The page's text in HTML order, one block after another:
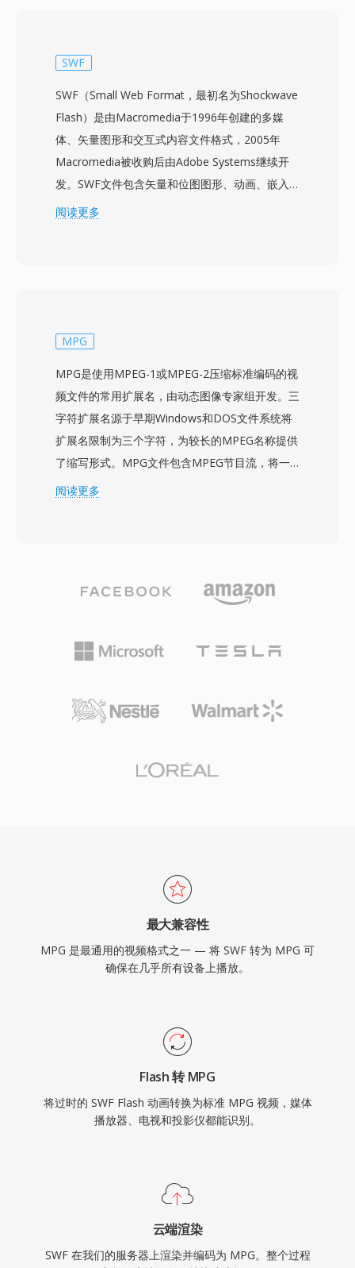
SWF
SWF（Small Web Format，最初名为Shockwave
Flash）是由Macromedia于1996年创建的多媒
体、矢量图形和交互式内容文件格式，2005年
Macromedia被收购后由Adobe Systems继续开
发。SWF文件包含矢量和位图图形、动画、嵌入
式音视频以及用于交互的ActionScript代码的组
大小实现了流畅的动画和可缩放图形，使富媒体内
支持渐进式渲染，允许内容在整个文件下载完成前
就开始播放。Adobe Flash Player在其巅峰期安装
在超过98%的联网桌面电脑上，为SWF在交互式
网络内容方面提供了无与伦比的覆盖范围。该格式
不断演进，支持视频播放、摄像头和麦克风访问、
3D加速以及用于实时应用的套接字连接。Adobe
阅读更多
MPG
MPG是使用MPEG-1或MPEG-2压缩标准编码的视
频文件的常用扩展名，由动态图像专家组开发。三
字符扩展名源于早期Windows和DOS文件系统将
扩展名限制为三个字符，为较长的MPEG名称提供
了缩写形式。MPG文件包含MPEG节目流，将一
个视频和一个或多个音频基本流复合为带有同步时
的MPG文件通常包含352x240（NTSC）或
MPEG-2编码的MPG文件支持更高分辨率，最高
可达全高清。节目流结构假定存储介质相对可靠，
播放时效率较高，无需错误恢复数据包的开销。广
器的情况下解码这些文件。MPG格式仍可在存档
阅读更多
最大兼容性
MPG 是最通用的视频格式之一 — 将 SWF 转为 MPG 可
确保在几乎所有设备上播放。
Flash 转 MPG
将过时的 SWF Flash 动画转换为标准 MPG 视频，媒体
播放器、电视和投影仪都能识别。
云端渲染
SWF 在我们的服务器上渲染并编码为 MPG。整个过程